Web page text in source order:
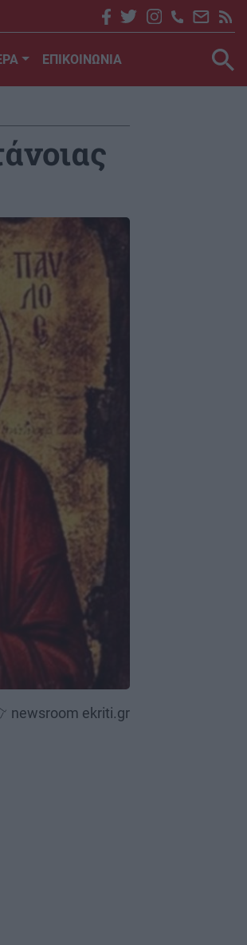
ΕΠΙΚΟΙΝΩΝΙΑ
newsroom ekriti.gr